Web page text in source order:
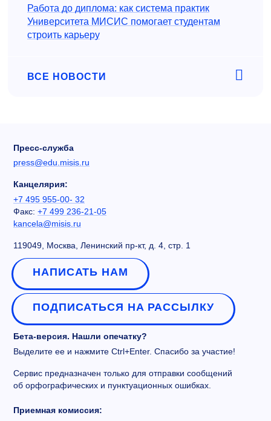
Работа до диплома: как система практик
Университета МИСИС помогает студентам
строить карьеру
ВСЕ НОВОСТИ
Пресс-служба
press@edu.misis.ru
Канцелярия:
+7 495 955-00- 32
Факс: +7 499 236-21-05
kancela@misis.ru
119049, Москва, Ленинский пр-кт, д. 4, стр. 1
НАПИСАТЬ НАМ
ПОДПИСАТЬСЯ НА РАССЫЛКУ
Бета-версия. Нашли опечатку?
Выделите ее и нажмите Ctrl+Enter. Спасибо за участие!
Сервис предназначен только для отправки сообщений
об орфографических и пунктуационных ошибках.
Приемная комиссия: